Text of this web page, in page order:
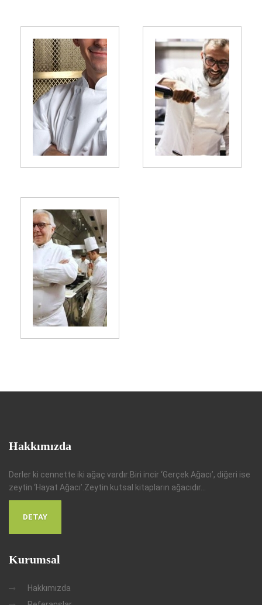
Hakkımızda
Derler ki cennette iki ağaç vardır:Biri incir ‘Gerçek Ağacı’, diğeri ise
zeytin ‘Hayat Ağacı’.Zeytin kutsal kitapların ağacıdır...
DETAY
Kurumsal
Hakkımızda